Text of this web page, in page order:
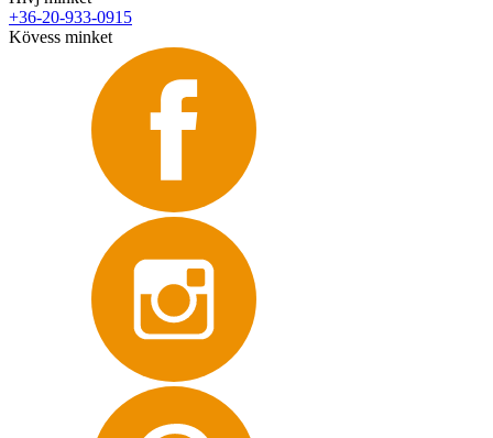
+36-20-933-0915
Kövess minket